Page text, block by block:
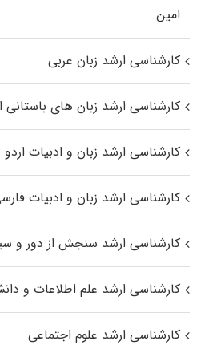
اﻣﻴﻦ
کارشناسی ارشد زبان عربی
کارشناسی ارشد زبان‌ های باستانی
کارشناسی ارشد زبان و ادبیات اردو
کارشناسی ارشد زبان و ادبیات
کارشناسی ارشد سنجش از دور و
کارشناسی ارشد علم اطلاعات و
کارشناسی ارشد علوم اجتماعی